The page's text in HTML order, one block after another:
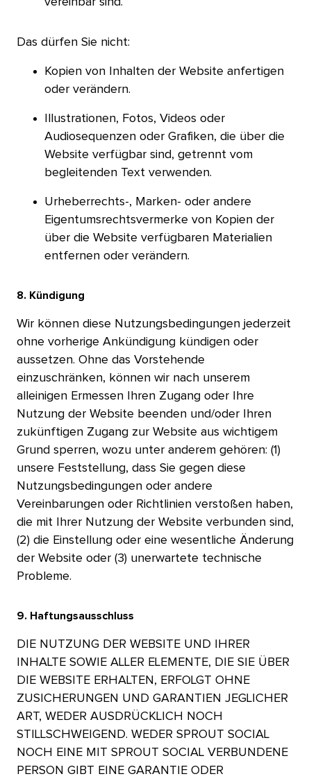
Das dürfen Sie nicht:​​
Kopien von Inhalten der Website anfertigen
oder verändern.​​
Illustrationen, Fotos, Videos oder
Audiosequenzen oder Grafiken, die über die
Website verfügbar sind, getrennt vom
begleitenden Text verwenden.​​
Urheberrechts-, Marken- oder andere
Eigentumsrechtsvermerke von Kopien der
über die Website verfügbaren Materialien
entfernen oder verändern.​​
8. Kündigung​​
Wir können diese Nutzungsbedingungen jederzeit
ohne vorherige Ankündigung kündigen oder
aussetzen. Ohne das Vorstehende
einzuschränken, können wir nach unserem
alleinigen Ermessen Ihren Zugang oder Ihre
Nutzung der Website beenden und/oder Ihren
zukünftigen Zugang zur Website aus wichtigem
Grund sperren, wozu unter anderem gehören: (1)
unsere Feststellung, dass Sie gegen diese
Nutzungsbedingungen oder andere
Vereinbarungen oder Richtlinien verstoßen haben,
die mit Ihrer Nutzung der Website verbunden sind,
(2) die Einstellung oder eine wesentliche Änderung
der Website oder (3) unerwartete technische
Probleme.​​
9. Haftungsausschluss​​
DIE NUTZUNG DER WEBSITE UND IHRER
INHALTE SOWIE ALLER ELEMENTE, DIE SIE ÜBER
DIE WEBSITE ERHALTEN, ERFOLGT OHNE
ZUSICHERUNGEN UND GARANTIEN JEGLICHER
ART, WEDER AUSDRÜCKLICH NOCH
STILLSCHWEIGEND. WEDER SPROUT SOCIAL
NOCH EINE MIT SPROUT SOCIAL VERBUNDENE
PERSON GIBT EINE GARANTIE ODER